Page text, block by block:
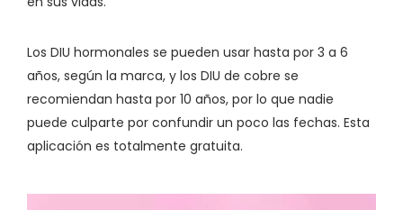
Los DIU hormonales se pueden usar hasta por 3 a 6
años, según la marca, y los DIU de cobre se
recomiendan hasta por 10 años, por lo que nadie
puede culparte por confundir un poco las fechas. Esta
aplicación es totalmente gratuita.